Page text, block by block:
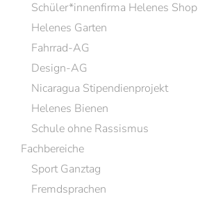
Schüler*innenfirma Helenes Shop
Helenes Garten
Fahrrad-AG
Design-AG
Nicaragua Stipendienprojekt
Helenes Bienen
Schule ohne Rassismus
Fachbereiche
Sport Ganztag
Fremdsprachen